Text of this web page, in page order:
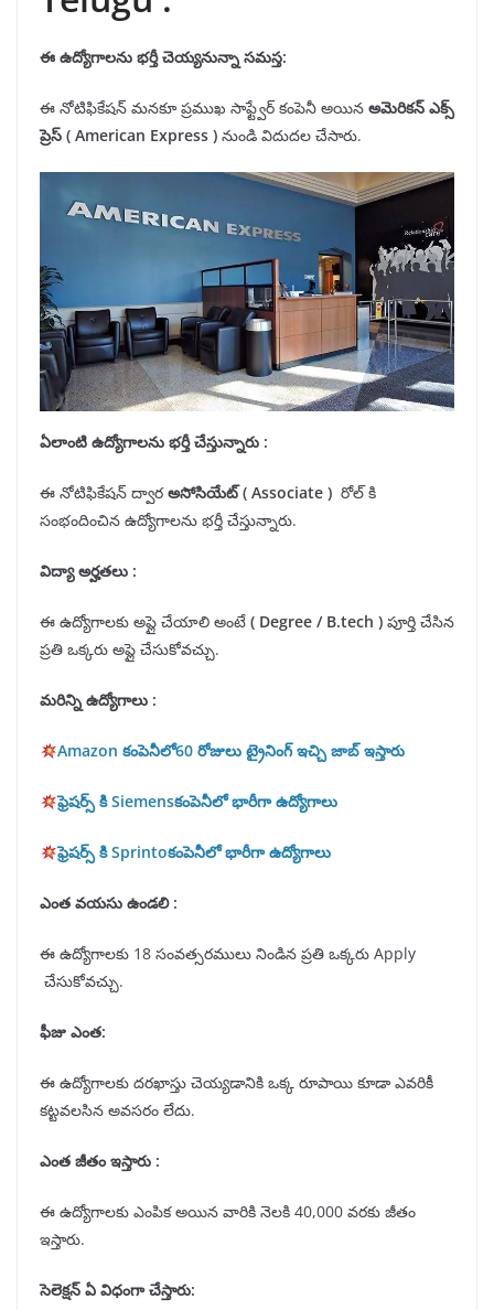
ఈ ఉద్యోగాలను భర్తీచెయ్యనున్నా సమస్త:
ఈ నోటిఫికేషన్ మనకూ ప్రముఖ సాఫ్ట్వేర్ కంపెనీ అయిన అమెరికన్ ఎక్స్
ప్రెస్ ( American Express ) నుండి విదుదల చేసారు.
ఏలాంటి ఉద్యోగాలను భర్తీచేస్తున్నారు :
ఈ నోటిఫికేషన్ ద్వారఅసోసియేట్ ( Associate ) రోల్ కి
సంభందించిన ఉద్యోగాలను భర్తీ చేస్తున్నారు.
విద్యా అర్హతలు :
ఈ ఉద్యోగాలకు అప్లై చేయాలి అంటే ( Degree / B.tech ) పూర్తి చేసిన
ప్రతి ఒక్కరు అప్లై చేసుకోవచ్చు.
మరిన్ని ఉద్యోగాలు :
Amazon కంపెనీలో60 రోజులు ట్రైనింగ్ ఇచ్చి జాబ్ ఇస్తారు
ఫ్రెషర్స్ కి Siemensకంపెనీలో భారీగా ఉద్యోగాలు
ఫ్రెషర్స్ కి Sprintoకంపెనీలో భారీగా ఉద్యోగాలు
ఎంత వయసు ఉండలి :
ఈ ఉద్యోగాలకు 18 సంవత్సరములు నిండిన ప్రతి ఒక్కరు Apply
చేసుకోవచ్చు.
ఫీజు ఎంత:
ఈ ఉద్యోగాలకు దరఖాస్తు చెయ్యడానికి ఒక్క రూపాయి కూడా ఎవరికీ
కట్టవలసిన అవసరం లేదు.
ఎంత జీతం ఇస్తారు :
ఈ ఉద్యోగాలకు ఎంపిక అయిన వారికి నెలకి 40,000 వరకు జీతం
ఇస్తారు.
సెలెక్షన్ ఏ విధంగా చేస్తారు: